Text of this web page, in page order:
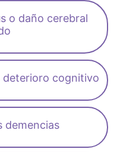
o daño cerebral
deterioro cognitivo
demencias